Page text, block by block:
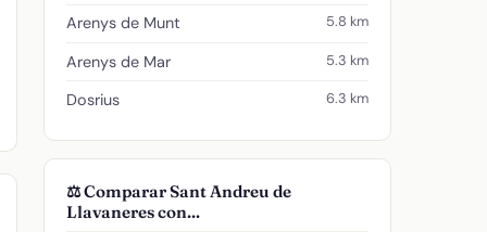
Arenys de Munt 5.8 km
Arenys de Mar 5.3 km
Dosrius 6.3 km
⚖️ Comparar Sant Andreu de
Llavaneres con...